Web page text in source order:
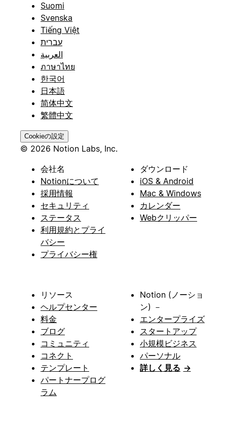
Suomi
Svenska
Tiếng Việt
עברית
العربية
ภาษาไทย
한국어
日本語
简体中文
繁體中文
Cookieの設定
© 2026 Notion Labs, Inc.
会社名
Notionについて
採用情報
セキュリティ
ステータス
利用規約とプライ
バシー
プライバシー権
ダウンロード
iOS & Android
Mac & Windows
カレンダー
Webクリッパー
リソース
ヘルプセンター
料金
ブログ
コミュニティ
コネクト
テンプレート
パートナープログ
ラム
Notion (ノーショ
ン) －
エンタープライズ
スタートアップ
小規模ビジネス
パーソナル
詳しく見る →